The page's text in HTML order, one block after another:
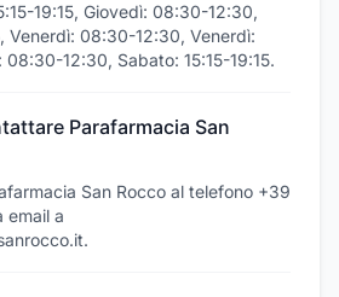
19:15, Giovedì: 08:30-12:30,
Venerdì: 08:30-12:30, Venerdì:
08:30-12:30, Sabato: 15:15-19:15.
Parafarmacia San
San Rocco al telefono +39
email a